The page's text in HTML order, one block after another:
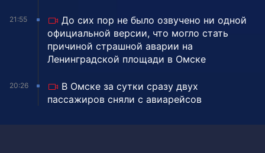
21:55
До сих пор не было озвучено ни одной
официальной версии, что могло стать
причиной страшной аварии на
Ленинградской площади в Омске
20:26
В Омске за сутки сразу двух
пассажиров сняли с авиарейсов